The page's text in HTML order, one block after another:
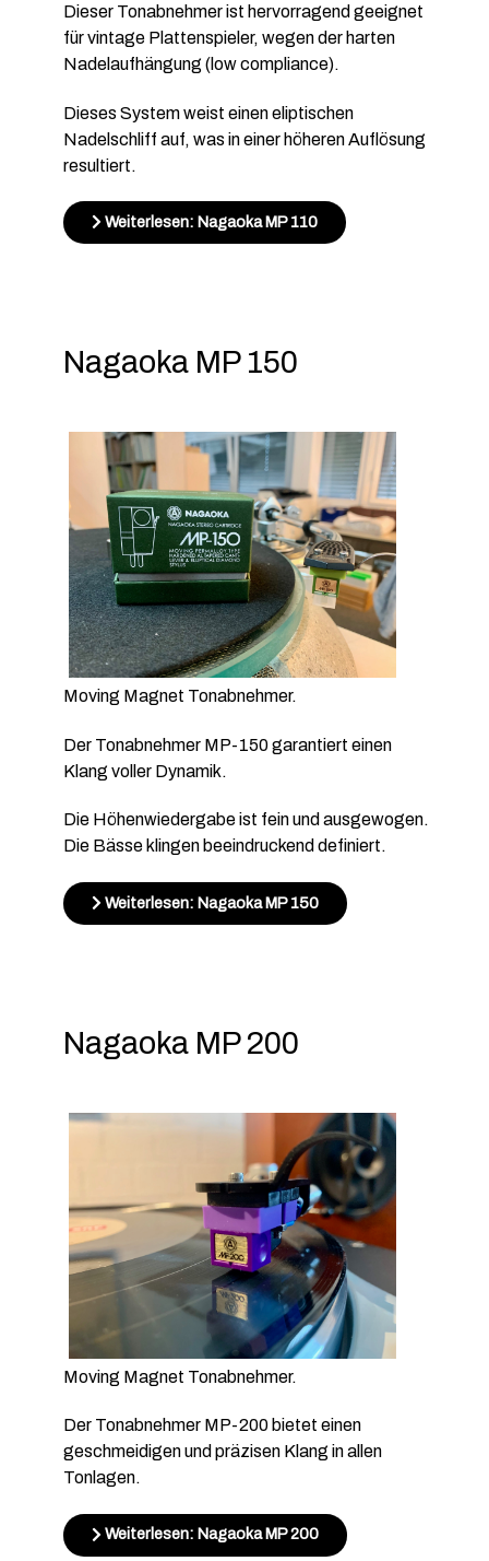
Dieser Tonabnehmer ist hervorragend geeignet
für vintage Plattenspieler, wegen der harten
Nadelaufhängung (low compliance).
Dieses System weist einen eliptischen
Nadelschliff auf, was in einer höheren Auflösung
resultiert.
Weiterlesen: Nagaoka MP 110
Nagaoka MP 150
Moving Magnet Tonabnehmer.
Der Tonabnehmer MP-150 garantiert einen
Klang voller Dynamik.
Die Höhenwiedergabe ist fein und ausgewogen.
Die Bässe klingen beeindruckend definiert.
Weiterlesen: Nagaoka MP 150
Nagaoka MP 200
Moving Magnet Tonabnehmer.
Der Tonabnehmer MP-200 bietet einen
geschmeidigen und präzisen Klang in allen
Tonlagen.
Weiterlesen: Nagaoka MP 200